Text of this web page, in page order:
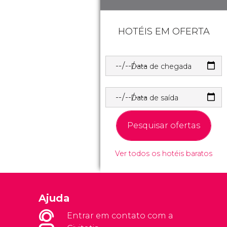
HOTÉIS EM OFERTA
Data de chegada
Data de saída
Pesquisar ofertas
Ver todos os hotéis baratos
Ajuda
Entrar em contato com a